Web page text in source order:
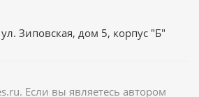
Зиповская, дом 5, корпус "Б"
Если вы являетесь автором